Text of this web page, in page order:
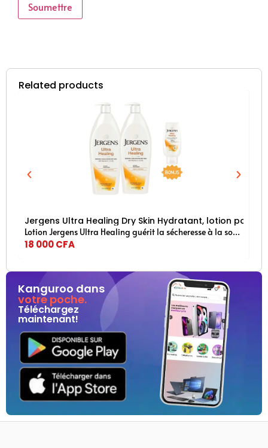
Related products
Jergens Ultra Healing Dry Skin Hydratant, lotion pour le
Lotion Jergens Ultra Healing guérit la sécheresse à la source pour une peau visiblement plus saine.
18 000CFA
Kanguroo dans
votre poche.
Téléchargez
maintenant!